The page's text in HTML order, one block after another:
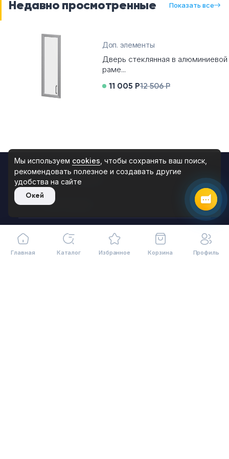
Недавно просмотренные Показать все
Доп. элементы
Дверь стеклянная в алюминиевой
раме...
11 005 Р12 506 Р
Главная Каталог Избранное Корзина Профиль
КАТАЛОГ МЕБЕЛИ
ИНФОРМАЦИЯ
Чат на сайте
8 (495) 183-47-87
По будням с 09:30 до 18:30
Мы используем cookies , чтобы сохранять ваш поиск,
рекомендовать полезное и создавать другие
удобства на сайте
Окей